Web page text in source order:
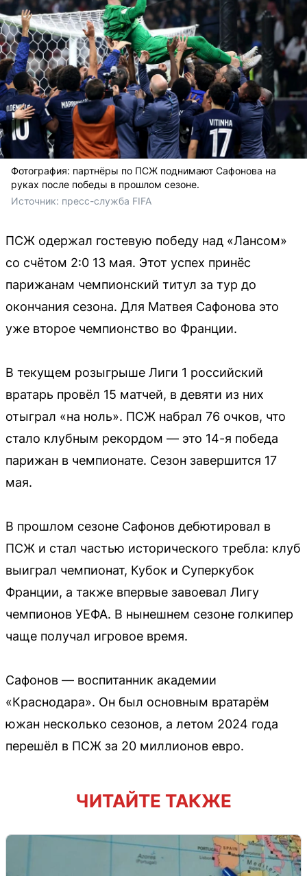
Фотография: партнёры по ПСЖ поднимают Сафонова на
руках после победы в прошлом сезоне.
Источник: пресс-служба FIFA
ПСЖ одержал гостевую победу над «Лансом»
со счётом 2:0 13 мая. Этот успех принёс
парижанам чемпионский титул за тур до
окончания сезона. Для Матвея Сафонова это
уже второе чемпионство во Франции.
В текущем розыгрыше Лиги 1 российский
вратарь провёл 15 матчей, в девяти из них
отыграл «на ноль». ПСЖ набрал 76 очков, что
стало клубным рекордом — это 14-я победа
парижан в чемпионате. Сезон завершится 17
мая.
В прошлом сезоне Сафонов дебютировал в
ПСЖ и стал частью исторического требла: клуб
выиграл чемпионат, Кубок и Суперкубок
Франции, а также впервые завоевал Лигу
чемпионов УЕФА. В нынешнем сезоне голкипер
чаще получал игровое время.
Сафонов — воспитанник академии
«Краснодара». Он был основным вратарём
южан несколько сезонов, а летом 2024 года
перешёл в ПСЖ за 20 миллионов евро.
ЧИТАЙТЕ ТАКЖЕ